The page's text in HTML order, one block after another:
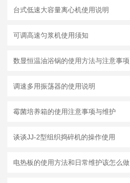
台式低速大容量离心机使用说明
可调高速匀浆机使用须知
数显恒温油浴锅的使用方法与注意事项
调速多用振荡器的使用说明
霉菌培养箱的使用注意事项与维护
谈谈JJ-2型组织捣碎机的操作使用
电热板的使用方法和日常维护该怎么做